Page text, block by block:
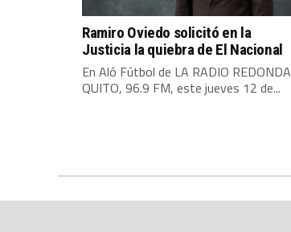
Ramiro Oviedo solicitó en la
Justicia la quiebra de El Nacional
En Aló Fútbol de LA RADIO REDONDA
QUITO, 96.9 FM, este jueves 12 de...